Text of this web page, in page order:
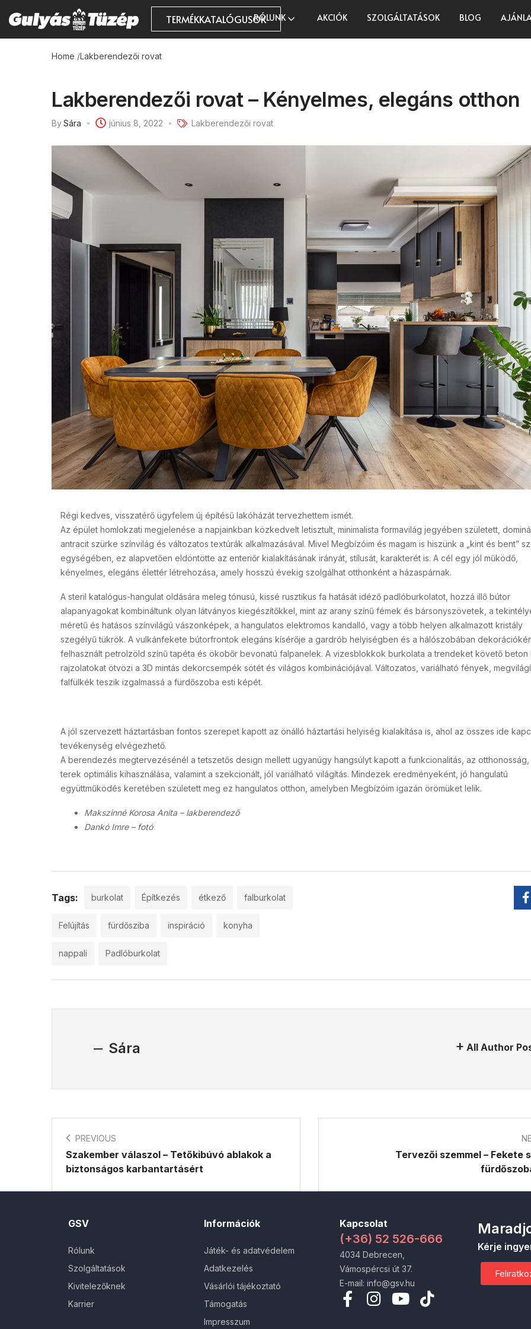
TERMÉKKATALÓGUSOKRÓLUNK AKCIÓK SZOLGÁLTATÁSOK BLOG
Home /Lakberendezői rovat
Lakberendezői rovat – Kényelmes, elegáns otthon
BySára június 8, 2022 Lakberendezői rovat
Régi kedves, visszatérő ügyfelem új építésű lakóházát tervezhettem ismét.
Az épület homlokzati megjelenése a napjainkban közkedvelt letisztult, minimalista formavilág jegyében született,
antracit szürke színvilág és változatos textúrák alkalmazásával. Mivel Megbízóim és magam is hiszünk a „kint és bent”
egységében, ez alapvetően eldöntötte az enteriőr kialakításának irányát, stílusát, karakterét is. A cél egy jól működő,
kényelmes, elegáns élettér létrehozása, amely hosszú évekig szolgálhat otthonként a házaspárnak.
A steril katalógus-hangulat oldására meleg tónusú, kissé rusztikus fa hatását idéző padlóburkolatot, hozzá illő bútor
alapanyagokat kombináltunk olyan látványos kiegészítőkkel, mint az arany színű fémek és bársonyszövetek, a
méretű és hatásos színvilágú vászonképek, a hangulatos elektromos kandalló, vagy a több helyen alkalmazott kristály
szegélyű tükrök. A vulkánfekete bútorfrontok elegáns kísérője a gardrób helyiségben és a hálószobában
felhasznált petrolzöld színű tapéta és ökobőr bevonatú falpanelek. A vizesblokkok burkolata a trendeket követő beton
rajzolatokat ötvözi a 3D mintás dekorcsempék sötét és világos kombinációjával. Változatos, variálható fények,
falfülkék teszik izgalmassá a fürdőszoba esti képét.
A jól szervezett háztartásban fontos szerepet kapott az önálló háztartási helyiség kialakítása is, ahol az összes ide
tevékenység elvégezhető.
A berendezés megtervezésénél a tetszetős design mellett ugyanúgy hangsúlyt kapott a funkcionalitás, az otthonosság,
terek optimális kihasználása, valamint a szekcionált, jól variálható világítás. Mindezek eredményeként, jó hangulatú
együttműködés keretében született meg ez hangulatos otthon, amelyben Megbízóim igazán örömüket lelik.
Makszinné Korosa Anita – lakberendező
Dankó Imre – fotó
Tags: burkolat Építkezés étkező falburkolat
Felújítás fürdősziba inspiráció konyha
nappali Padlóburkolat
Sára All Author
PREVIOUS
Szakember válaszol – Tetőkibúvó ablakok a
biztonságos karbantartásért
Tervezői szemmel – Fekete
GSV
Rólunk
Szolgáltatások
Kivitelezőknek
Karrier
Információk
Játék- és adatvédelem
Adatkezelés
Vásárlói tájékoztató
Támogatás
Impresszum
Kapcsolat
(+36) 52 526-666
4034 Debrecen,
Vámospércsi út 37.
E-mail: info@gsv.hu
Kérje